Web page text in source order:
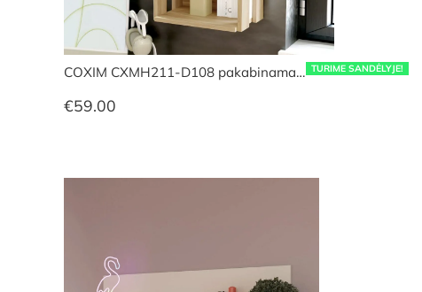
TURIME SANDĖLYJE!
COXIM CXMH211-D108 pakabinama…
€59.00